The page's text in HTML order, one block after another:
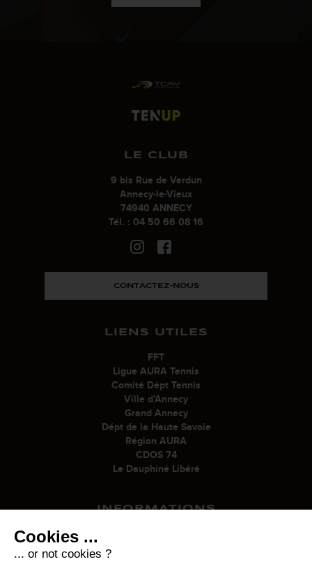
LE CLUB
9 bis Rue de Verdun
Annecy-le-Vieux
74940 ANNECY
Tél. : 04 50 66 08 16
CONTACTEZ-NOUS
LIENS UTILES
FFT
Ligue AURA Tennis
Comité Dépt Tennis
Ville d'Annecy
Grand Annecy
Dépt de la Haute Savoie
Région AURA
CDOS 74
Le Dauphiné Libéré
INFORMATIONS
Politique de confidentialité
Modifier vos préférences en matière de cookies
Cookies ...
... or not cookies ?